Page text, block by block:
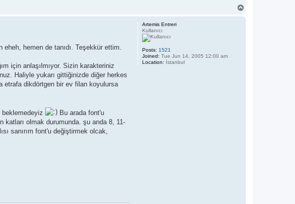
Artemis Entreri
Kullanıcı
Posts: 1521
Joined: Tue Jun 14, 2005 12:00 am
Location: İstanbul
hemen de tanıdı. Teşekkür ettim.
için anlaşılmıyor. Sizin karakteriniz
Haliyle yukarı gittiğinizde diğer herkes
etrafa dikdörtgen bir ev filan koyulursa
beklemedeyiz
Bu arada font'u
katları olmak durumunda. şu anda 8, 11-
sanırım font'u değiştirmek olcak,